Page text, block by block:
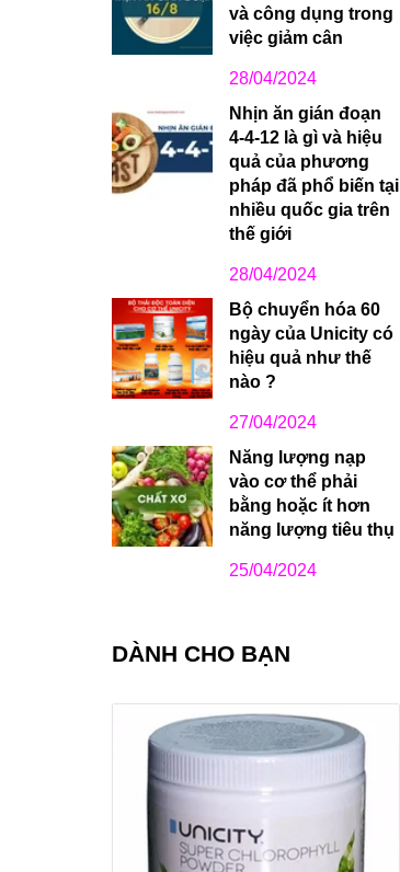
và công dụng trong
việc giảm cân
28/04/2024
Nhịn ăn gián đoạn
4-4-12 là gì và hiệu
quả của phương
pháp đã phổ biến tại
nhiều quốc gia trên
thế giới
28/04/2024
Bộ chuyển hóa 60
ngày của Unicity có
hiệu quả như thế
nào ?
27/04/2024
Năng lượng nạp
vào cơ thể phải
bằng hoặc ít hơn
năng lượng tiêu thụ
25/04/2024
DÀNH CHO BẠN